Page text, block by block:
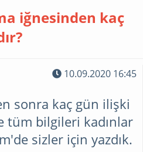
iğnesinden kaç
10.09.2020 16:45
sonra kaç gün ilişki
tüm bilgileri kadınlar
sizler için yazdık.